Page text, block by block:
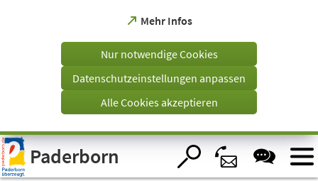
Visuelle
Assistenzsoftware
öffnen.
Mehr Infos
(Öffnet
einem
Tab)
Nur notwendige Cookies
Datenschutzeinstellungen anpassen
Alle Cookies akzeptieren
Paderborn